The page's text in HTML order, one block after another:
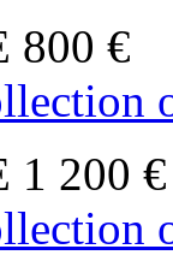
800 €
1 200 €